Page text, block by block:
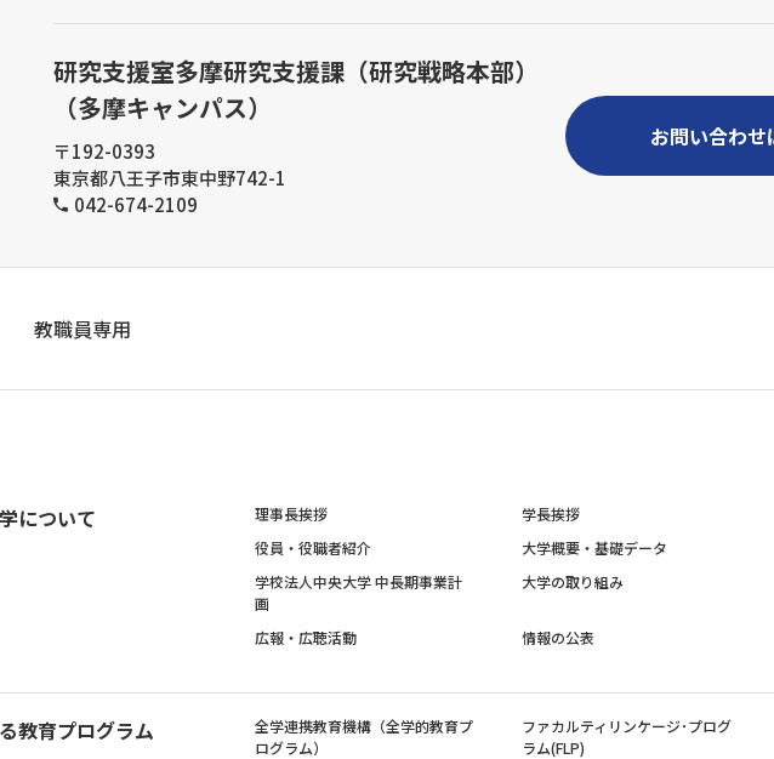
研究支援室多摩研究支援課（研究戦略本部）
（多摩キャンパス）
〒192-0393
東京都八王子市東中野742-1
042-674-2109
お問い合わせ
教職員専用
について 理事長挨拶 学長挨拶
役員・役職者紹介
大学概要・基礎データ
学校法人中央大学 中長期事業計
画
大学の取り組み
広報・広聴活動 情報の公表
教育プログラム
全学連携教育機構（全学的教育プ
ログラム）
ファカルティリンケージ･プログ
ラム(FLP)